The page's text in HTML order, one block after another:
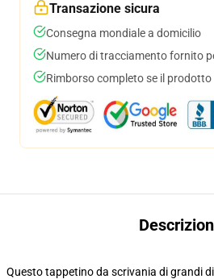
Transazione sicura
Consegna mondiale a domicilio
Numero di tracciamento fornito
Rimborso completo se il
Questo tappetino da scrivania di grandi